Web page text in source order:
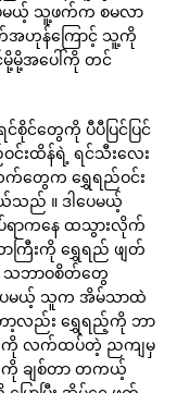
ယ့် သူ့ဖက်က စမလာ
တ်အဟုန်ကြောင့် သူ့ကို
မို့အပေါ်ကို တင်
စိုင်တွေကို ပီပီပြင်ပြင်
င်းထိန်ရဲ့ ရင်သီးလေး
ေက ရွှေရည်ဝင်း
ည် ။ ဒါပေမယ့်
ရာကနေ ထသွားလိုက်
ြီးကို ရွှေရည် ဖျတ်
ဘာဝစိတ်တွေ
မယ့် သူက အိမ်သာထဲ
ော့လည်း ရွှေရည့်ကို ဘာ
ကို လက်ထပ်တဲ့ ညကျမှ
ကို ချစ်တာ တကယ့်